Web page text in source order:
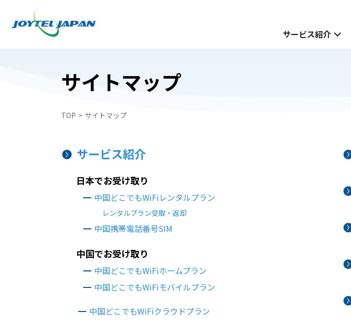
サービス紹介
日本でお受け取り
WiFiレンタルプラン受取・返却
中国スマートフォンレンタル・中国どこでも
ペイ
中国携帯電話番号SIM
申込フォーム
無料お試し申し込み
日本でお受け取り
中国携帯電話番号SIM
ペイ
自動見積フォーム
中国どこでもWiFiモ
サイトマップ
TOP サイトマップ
サービス紹介
日本でお受け取り
中国どこでもWiFiレンタルプラン
レンタルプラン受取・返却
中国携帯電話番号SIM
中国でお受け取り
中国どこでもWiFiホームプラン
中国どこでもWiFiモバイルプラン
中国どこでもWiFiクラウドプラン